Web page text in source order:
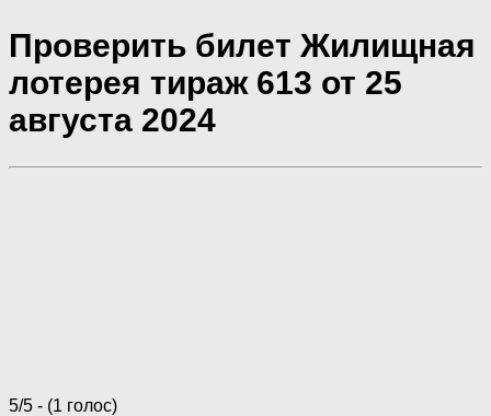
Проверить билет Жилищная
лотерея тираж 613 от 25
августа 2024
5/5 - (1 голос)